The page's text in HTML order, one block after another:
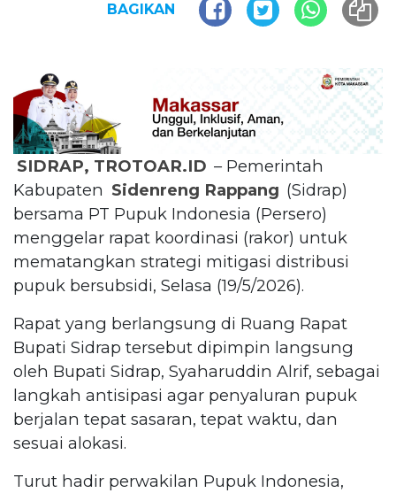
BAGIKAN
SIDRAP, TROTOAR.ID – Pemerintah
Kabupaten Sidenreng Rappang (Sidrap)
bersama PT Pupuk Indonesia (Persero)
menggelar rapat koordinasi (rakor) untuk
mematangkan strategi mitigasi distribusi
pupuk bersubsidi, Selasa (19/5/2026).
Rapat yang berlangsung di Ruang Rapat
Bupati Sidrap tersebut dipimpin langsung
oleh Bupati Sidrap, Syaharuddin Alrif, sebagai
langkah antisipasi agar penyaluran pupuk
berjalan tepat sasaran, tepat waktu, dan
sesuai alokasi.
Turut hadir perwakilan Pupuk Indonesia,